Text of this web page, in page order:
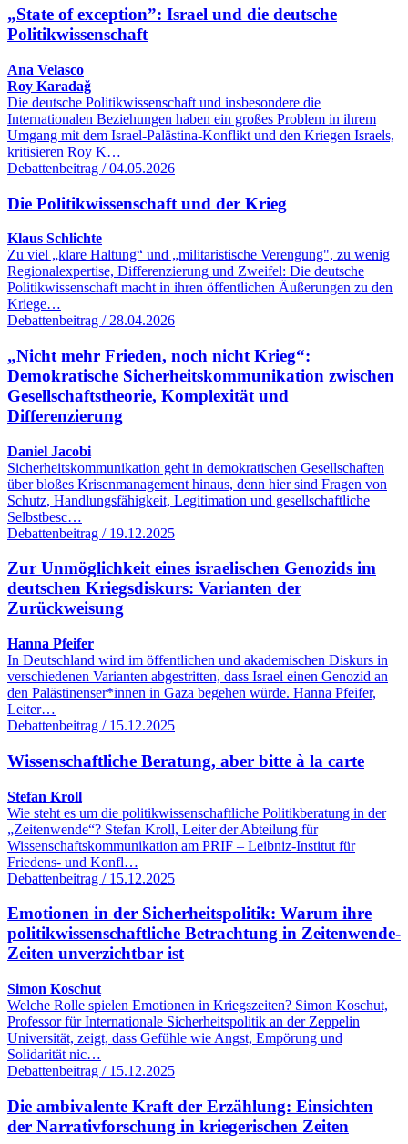
„State of exception”: Israel und die deutsche
Politikwissenschaft
Ana Velasco
Roy Karadağ
Die deutsche Politikwissenschaft und insbesondere die
Internationalen Beziehungen haben ein großes Problem in ihrem
Umgang mit dem Israel-Palästina-Konflikt und den Kriegen Israels,
kritisieren Roy K…
Debattenbeitrag / 04.05.2026
Die Politikwissenschaft und der Krieg
Klaus Schlichte
Zu viel „klare Haltung“ und „militaristische Verengung", zu wenig
Regionalexpertise, Differenzierung und Zweifel: Die deutsche
Politikwissenschaft macht in ihren öffentlichen Äußerungen zu den
Kriege…
Debattenbeitrag / 28.04.2026
„Nicht mehr Frieden, noch nicht Krieg“:
Demokratische Sicherheitskommunikation zwischen
Gesellschaftstheorie, Komplexität und
Differenzierung
Daniel Jacobi
Sicherheitskommunikation geht in demokratischen Gesellschaften
über bloßes Krisenmanagement hinaus, denn hier sind Fragen von
Schutz, Handlungsfähigkeit, Legitimation und gesellschaftliche
Selbstbesc…
Debattenbeitrag / 19.12.2025
Zur Unmöglichkeit eines israelischen Genozids im
deutschen Kriegsdiskurs: Varianten der
Zurückweisung
Hanna Pfeifer
In Deutschland wird im öffentlichen und akademischen Diskurs in
verschiedenen Varianten abgestritten, dass Israel einen Genozid an
den Palästinenser*innen in Gaza begehen würde. Hanna Pfeifer,
Leiter…
Debattenbeitrag / 15.12.2025
Wissenschaftliche Beratung, aber bitte à la carte
Stefan Kroll
Wie steht es um die politikwissenschaftliche Politikberatung in der
„Zeitenwende“? Stefan Kroll, Leiter der Abteilung für
Wissenschaftskommunikation am PRIF – Leibniz-Institut für
Friedens- und Konfl…
Debattenbeitrag / 15.12.2025
Emotionen in der Sicherheitspolitik: Warum ihre
politikwissenschaftliche Betrachtung in Zeitenwende-
Zeiten unverzichtbar ist
Simon Koschut
Welche Rolle spielen Emotionen in Kriegszeiten? Simon Koschut,
Professor für Internationale Sicherheitspolitik an der Zeppelin
Universität, zeigt, dass Gefühle wie Angst, Empörung und
Solidarität nic…
Debattenbeitrag / 15.12.2025
Die ambivalente Kraft der Erzählung: Einsichten
der Narrativforschung in kriegerischen Zeiten